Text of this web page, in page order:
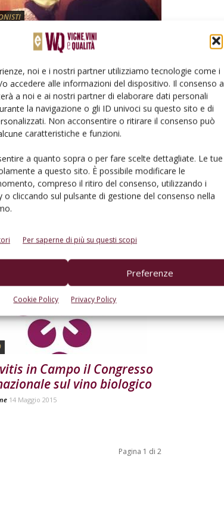
noi e i nostri partner utilizziamo tecnologie come i
accedere alle informazioni del dispositivo. Il consenso a
a noi e ai nostri partner di elaborare dati personali
la navigazione o gli ID univoci su questo sito e di
Non acconsentire o ritirare il consenso può
caratteristiche e funzioni.
a quanto sopra o per fare scelte dettagliate. Le tue
a questo sito. È possibile modificare le
compreso il ritiro del consenso, utilizzando i
o cliccando sul pulsante di gestione del consenso nella
Per saperne di più su questi scopi
Preferenze
Cookie Policy Privacy Policy
le misure per il rilancio
i vignaioli
Rellae Lorenzo Tosi 25 Maggio 2020
il DM che disciplina il
in Campo il Congresso
sul vino biologico
14 Maggio 2015
Pagina 1 di 2